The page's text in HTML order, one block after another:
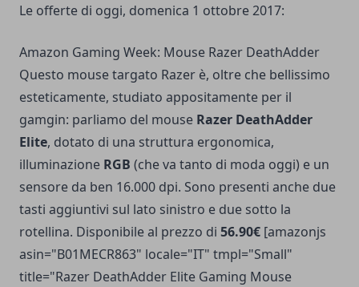
Le offerte di oggi, domenica 1 ottobre 2017:
Amazon Gaming Week: Mouse Razer DeathAdder
Questo mouse targato Razer è, oltre che bellissimo
esteticamente, studiato appositamente per il
gamgin: parliamo del mouse Razer DeathAdder
Elite, dotato di una struttura ergonomica,
illuminazione RGB (che va tanto di moda oggi) e un
sensore da ben 16.000 dpi. Sono presenti anche due
tasti aggiuntivi sul lato sinistro e due sotto la
rotellina. Disponibile al prezzo di 56.90€ [amazonjs
asin="B01MECR863" locale="IT" tmpl="Small"
title="Razer DeathAdder Elite Gaming Mouse